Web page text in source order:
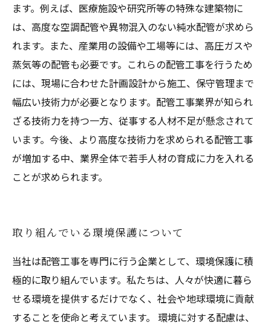
ます。例えば、医療施設や研究所等の特殊な建築物に
は、高度な空調配管や異物混入のない純水配管が求めら
れます。また、産業用の設備や工場等には、高圧ガスや
蒸気等の配管も必要です。これらの配管工事を行うため
には、現場に合わせた計画設計から施工、保守管理まで
幅広い技術力が必要となります。配管工事業界が知られ
ざる技術力を持つ一方、従事する人材不足が懸念されて
います。今後、より高度な技術力を求められる配管工事
が増加する中、業界全体で若手人材の育成に力を入れる
ことが求められます。
取り組んでいる環境保護について
当社は配管工事を専門に行う企業として、環境保護に積
極的に取り組んでいます。私たちは、人々が快適に暮ら
せる環境を提供するだけでなく、社会や地球環境に貢献
することを使命と考えています。 環境に対する配慮は、